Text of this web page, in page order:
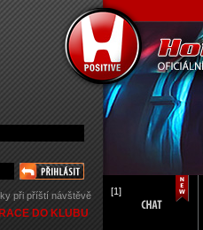
při příští návštěvě
DO KLUBU
[1]